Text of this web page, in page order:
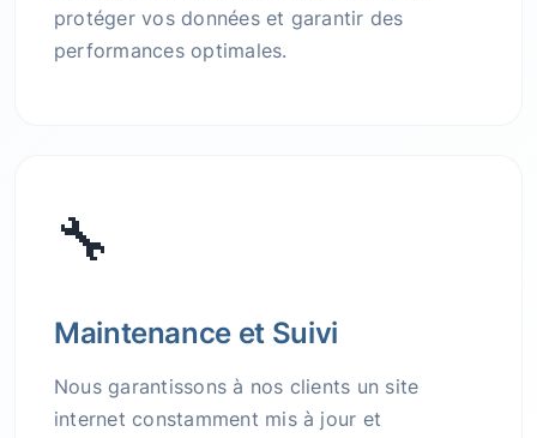
protéger vos données et garantir des
performances optimales.
🔧
Maintenance et Suivi
Nous garantissons à nos clients un site
internet constamment mis à jour et